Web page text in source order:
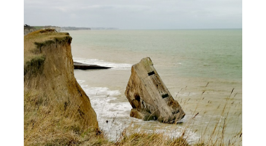
910€/semaine*
Pour 4 à 5 personnes
2 chambres
Salle d’eau vasque douche XL